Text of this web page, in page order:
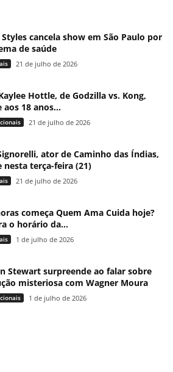
cancela show em São Paulo por
de saúde
21 de julho de 2026
Hottle, de Godzilla vs. Kong,
aos 18 anos...
21 de julho de 2026
ator de Caminho das Índias,
nesta terça-feira (21)
21 de julho de 2026
começa Quem Ama Cuida hoje?
o horário da...
1 de julho de 2026
Stewart surpreende ao falar sobre
misteriosa com Wagner Moura
1 de julho de 2026